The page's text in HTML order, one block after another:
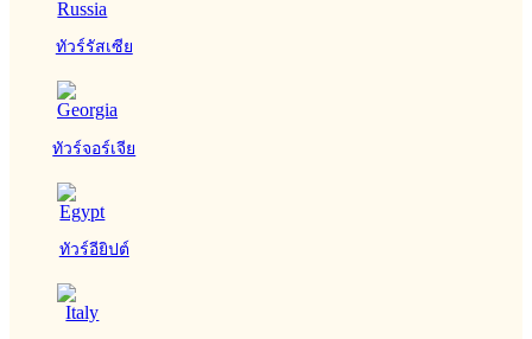
ทัวร์รัสเซีย
ทัวร์จอร์เจีย
ทัวร์อียิปต์